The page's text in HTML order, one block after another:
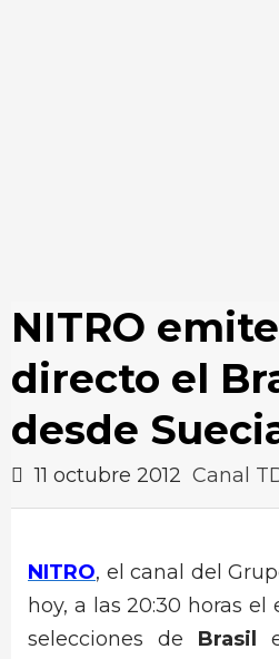
NITRO
directo el
desde
11 octubre 2012 Canal
NITRO, el canal del
hoy, a las 20:30 horas
selecciones de Brasil